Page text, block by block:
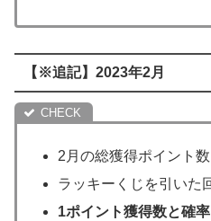
【※追記】2023年2月
2月の総獲得ポイント
ラッキーくじを引いた
1ポイント獲得数と確率